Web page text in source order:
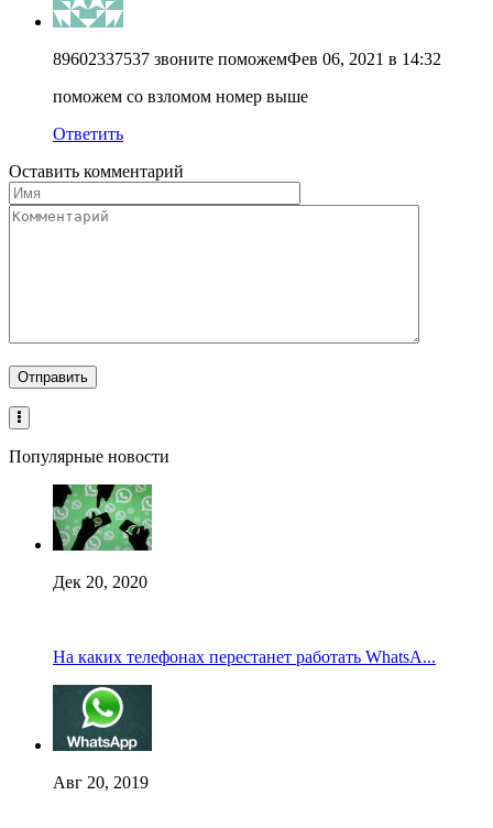
89602337537 звоните поможемФев 06, 2021 в 14:32
поможем со взломом номер выше
Ответить
Оставить комментарий
Популярные новости
Дек 20, 2020
На каких телефонах перестанет работать WhatsA...
Авг 20, 2019